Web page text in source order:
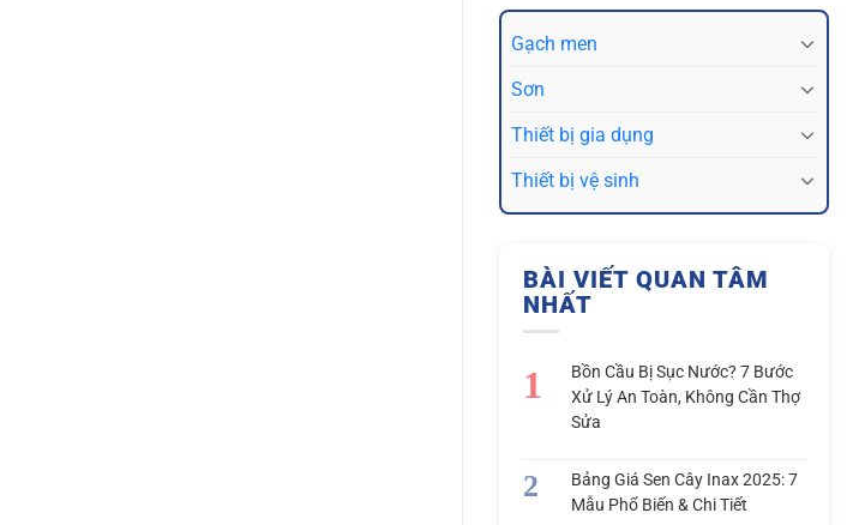
Gạch men
Sơn
Thiết bị gia dụng
Thiết bị vệ sinh
BÀI VIẾT QUAN TÂM
NHẤT
Bồn Cầu Bị Sục Nước? 7 Bước
Xử Lý An Toàn, Không Cần Thợ
Sửa
Bảng Giá Sen Cây Inax 2025: 7
Mẫu Phổ Biến & Chi Tiết